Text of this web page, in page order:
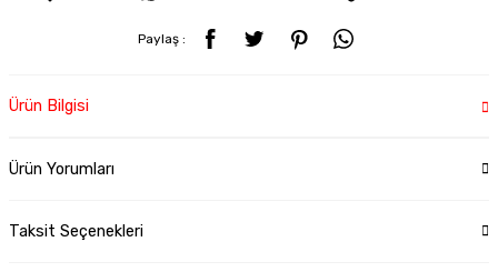
Paylaş :
Ürün Bilgisi
Ürün Yorumları
Taksit Seçenekleri